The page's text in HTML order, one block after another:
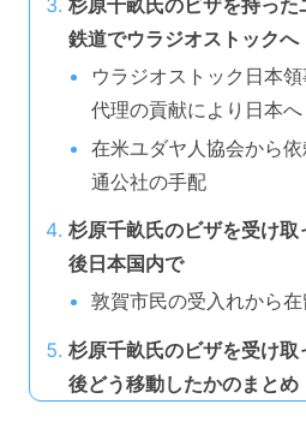
杉原千畝氏のビザを持っ
鉄道でウラジオストックへ
ウラジオストック日本
代理の貢献により日本へ
在米ユダヤ人協会から
通公社の手配
杉原千畝氏のビザを受け
後日本国内で
敦賀市民の受入れから
杉原千畝氏のビザを受け
後どう移動したかのまとめ